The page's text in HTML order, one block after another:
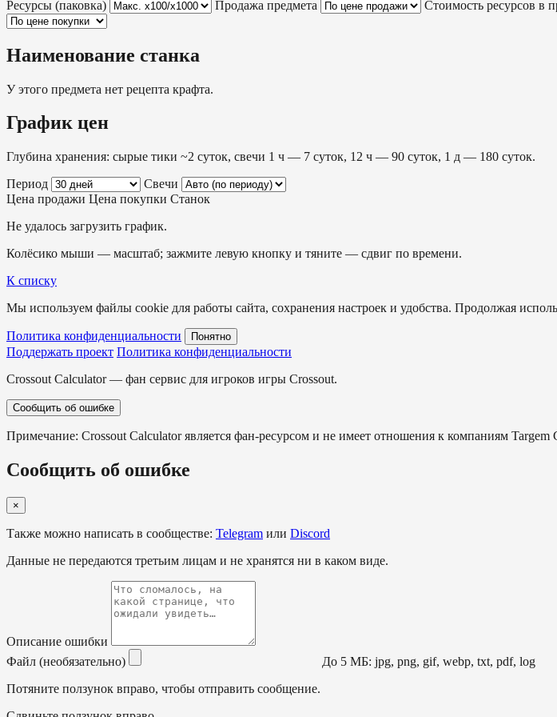
Ресурсы (паковка) Продажа предмета Стоимость ресурсов в
Наименование станка
У этого предмета нет рецепта крафта.
График цен
Глубина хранения: сырые тики ~2 суток, свечи 1 ч — 7 суток, 12 ч — 90 суток, 1 д — 180 суток.
Период
Свечи
Цена продажи Цена покупки Станок
Не удалось загрузить график.
Колёсико мыши — масштаб; зажмите левую кнопку и тяните — сдвиг по времени.
К списку
Мы используем файлы cookie для работы сайта, сохранения настроек и удобства. Продолжая
Политика конфиденциальности Понятно
Поддержать проект Политика конфиденциальности
Crossout Calculator — фан сервис для игроков игры Crossout.
Сообщить об ошибке
Примечание: Crossout Calculator является фан-ресурсом и не имеет отношения к компаниям Targem
Сообщить об ошибке
×
Также можно написать в сообществе: Telegram или Discord
Данные не передаются третьим лицам и не хранятся ни в каком виде.
Описание ошибки
Файл (необязательно)
До 5 МБ: jpg, png, gif, webp, txt, pdf, log
Потяните ползунок вправо, чтобы отправить сообщение.